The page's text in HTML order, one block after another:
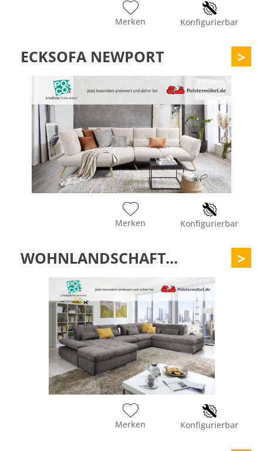
Merken Konfigurierbar
ECKSOFA NEWPORT >
Merken Konfigurierbar
WOHNLANDSCHAFT... >
Merken Konfigurierbar